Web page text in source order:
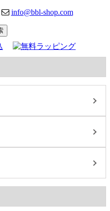
info@bbl-shop.com